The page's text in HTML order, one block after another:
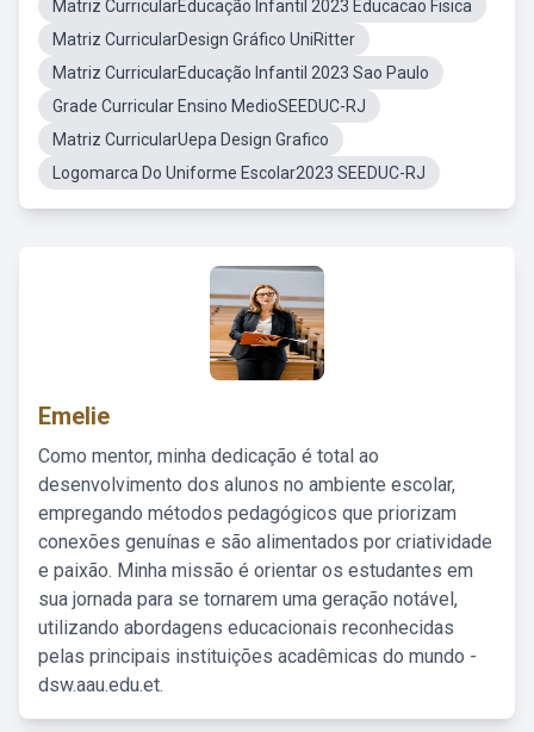
Matriz CurricularEducação Infantil 2023 Educacao Fisica
Matriz CurricularDesign Gráfico UniRitter
Matriz CurricularEducação Infantil 2023 Sao Paulo
Grade Curricular Ensino MedioSEEDUC-RJ
Matriz CurricularUepa Design Grafico
Logomarca Do Uniforme Escolar2023 SEEDUC-RJ
Emelie
Como mentor, minha dedicação é total ao
desenvolvimento dos alunos no ambiente escolar,
empregando métodos pedagógicos que priorizam
conexões genuínas e são alimentados por criatividade
e paixão. Minha missão é orientar os estudantes em
sua jornada para se tornarem uma geração notável,
utilizando abordagens educacionais reconhecidas
pelas principais instituições acadêmicas do mundo -
dsw.aau.edu.et.